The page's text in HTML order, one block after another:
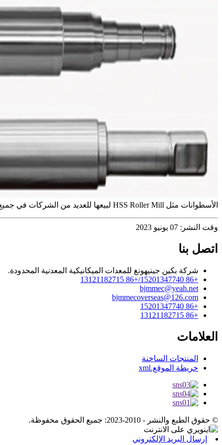
الأسطوانات مثل HSS Roller Mill لبيعها للعديد من الشركات في جميع أنحاء العالم.
وقت النشر: 07 يونيو 2023
اتصل بنا
شركة بكين جينيهونغ للمعدات الميكانيكية المعدنية المحدودة.
+86 15201347740/+86 13121182715
bjmmec@yeah.net
bjmmecoverseas@126.com
+86 15201347740
+86 13121182715
العلامات
المنتجات الساخنة
خريطة الموقع.xml
© حقوق الطبع والنشر - 2010-2023: جميع الحقوق محفوظة.
إرسال البريد الإلكتروني